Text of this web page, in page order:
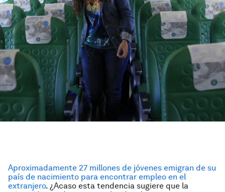
Aproximadamente 27 millones de jóvenes emigran de su
país de nacimiento para encontrar empleo en el
extranjero. ¿Acaso esta tendencia sugiere que la